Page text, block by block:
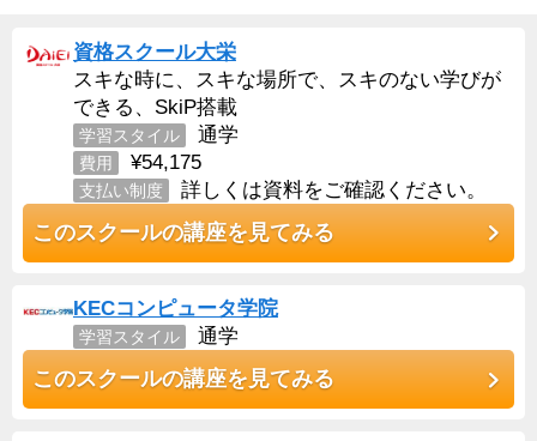
資格スクール大栄
スキな時に、スキな場所で、スキのない学びが
できる、SkiP搭載
学習スタイル 通学
費用 ¥54,175
支払い制度 詳しくは資料をご確認ください。
このスクールの講座を見てみる
KECコンピュータ学院
学習スタイル 通学
このスクールの講座を見てみる